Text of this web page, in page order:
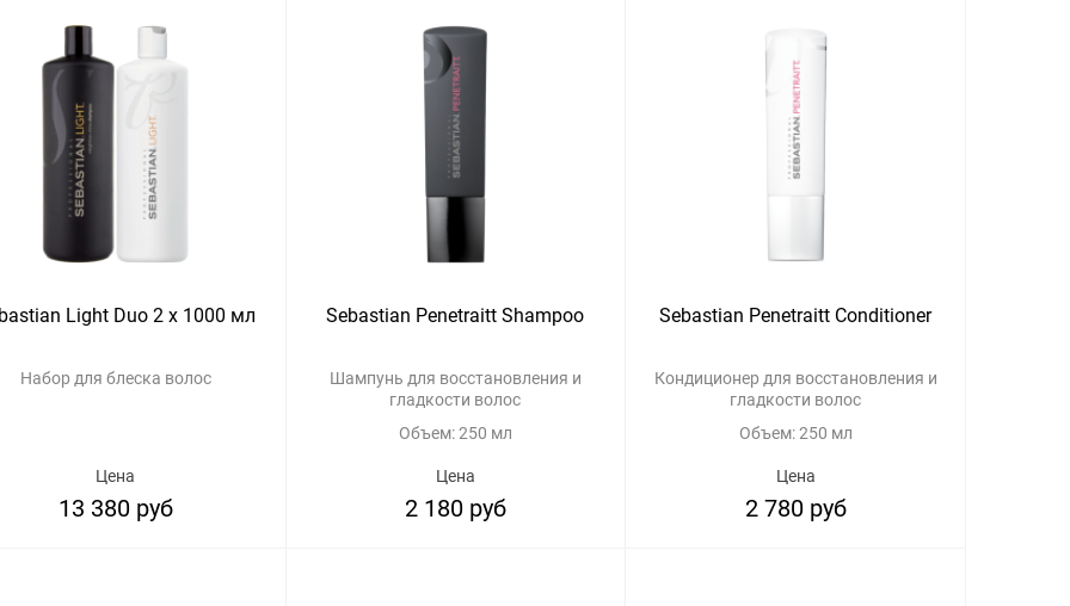
Light Duo 2 x 1000 мл
Набор для блеска волос
Цена
13 380 руб
Sebastian Penetraitt Shampoo
Шампунь для восстановления и
гладкости волос
Объем: 250 мл
Цена
2 180 руб
Sebastian Penetraitt Conditioner
Кондиционер для восстановления и
гладкости волос
Объем: 250 мл
Цена
2 780 руб